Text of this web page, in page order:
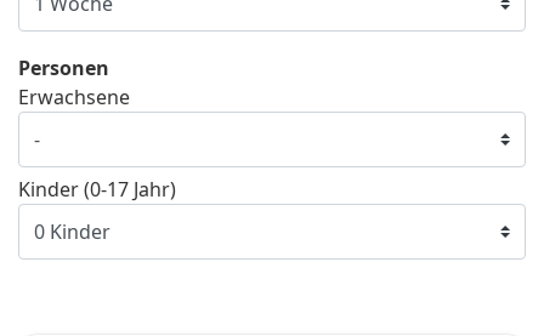
Personen
Erwachsene
Kinder (0-17 Jahr)